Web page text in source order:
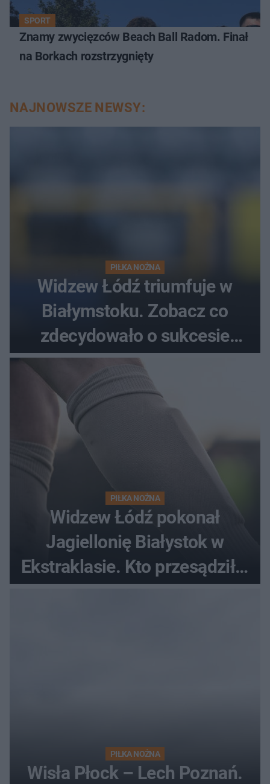
SPORT
Znamy zwycięzców Beach Ball Radom. Finał
na Borkach rozstrzygnięty
NAJNOWSZE NEWSY:
PIŁKA NOŻNA
Widzew Łódź triumfuje w
Białymstoku. Zobacz co
zdecydowało o sukcesie
gości
PIŁKA NOŻNA
Widzew Łódź pokonał
Jagiellonię Białystok w
Ekstraklasie. Kto przesądził o
losach meczu?
PIŁKA NOŻNA
Wisła Płock – Lech Poznań.